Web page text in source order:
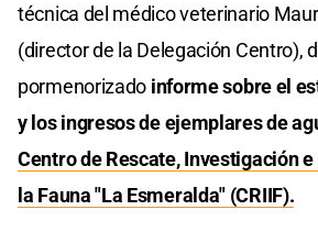
técnica del médico veterinario
(director de la Delegación Centro),
pormenorizado informe sobre el
y los ingresos de ejemplares de
Centro de Rescate, Investigación
la Fauna "La Esmeralda" (CRIIF).